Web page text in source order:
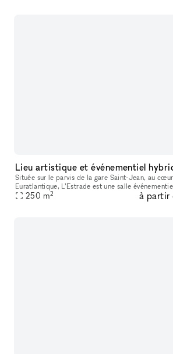
Lieu artistique et événementiel
Située sur le parvis de la gare Saint-Jean, au
Euratlantique, L’Estrade est une salle
pensée pour accueillir tous types d’événements
250 m2 à partir